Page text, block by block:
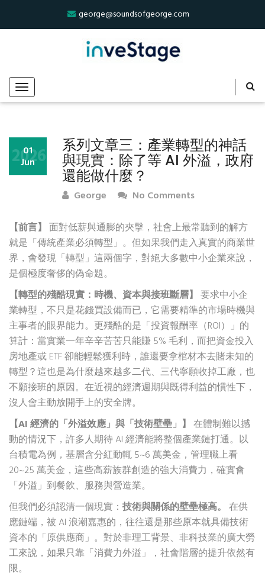
george@soundsofgeorge.com
系列文章三：產業轉型的神話
與現實：除了等 AI 外溢，政府
還能做什麼？
01
Jun
2026
George No Comments
【前言】 面對低薪與通膨的夾擊，社會上最常聽到的解方
就是「傳統產業必須轉型」。但如果我們走入真實的商業世
界，會發現「轉型」這兩個字，對絕大多數中小企業來說，
是個極度奢侈的偽命題。
【轉型的殘酷現實：時機、資本與接班斷層】 要求中小企
業轉型，不只是花錢買設備而已，它需要精準的市場時機與
主事者的眼界能力。更殘酷的是「投資報酬率（ROI）」的
算計：當實業一年辛辛苦苦只能賺 5% 毛利，而把資金投入
房地產或 ETF 卻能輕鬆獲利時，誰還要拿棺材本去賭未知的
轉型？這也是為什麼越來越多二代、三代寧願收掉工廠，也
不願接班的原因。在近視的經濟週期與既得利益的慣性下，
沒人會主動放開手上的安全牌。
【AI 經濟的「外溢效應」與「技術壁壘」】 在體制難以撼
動的情況下，許多人期待 AI 經濟能將整個產業鏈打通。以
台積電為例，基層含分紅動輒 5~6 萬美金，管理職上看
20~25 萬美金，這些高薪族群創造的強大消費力，確實會
「外溢」到餐飲、服務與營造業。
但我們必須認清一個現實： 技術與關係的壁壘極高。 在供
應鏈端，被 AI 浪潮嘉惠的，往往還是那些原本就具備技術
資本的「原供應商」。對於非理工背景、非科技業的廣大勞
工來說，如果只靠「消費力外溢」，社會階層的提升依然有
限。